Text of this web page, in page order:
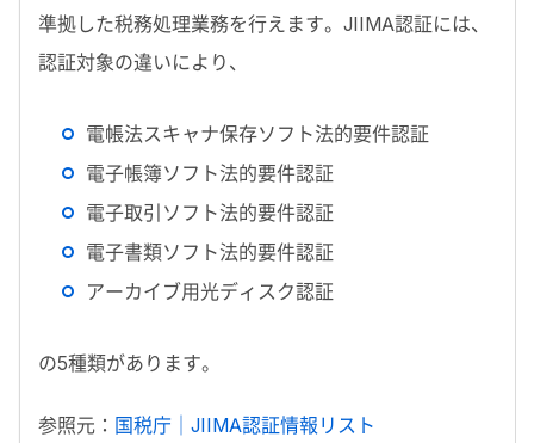
準拠した税務処理業務を行えます。JIIMA認証には、
認証対象の違いにより、
電帳法スキャナ保存ソフト法的要件認証
電子帳簿ソフト法的要件認証
電子取引ソフト法的要件認証
電子書類ソフト法的要件認証
アーカイブ用光ディスク認証
の5種類があります。
参照元： 国税庁｜JIIMA認証情報リスト